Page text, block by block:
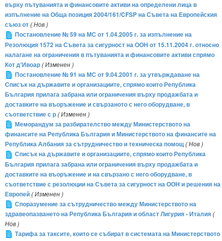
върху пътуванията и финансовите активи на определени лица в
изпълнение на Обща позиция 2004/161/CFSP на Съвета на Европейския
съюз от( Нов )
Постановление № 59 на МС от 1.04.2005 г. за изпълнение на
Резолюция 1572 на Съвета за сигурност на ООН от 15.11.2004 г. относно
налагане на ограничения в пътуванията и финансовите активи спрямо
Кот д'Ивоар( Изменен )
Постановление № 91 на МС от 9.04.2001 г. за утвърждаване на
Списък на държавите и организациите, спрямо които Република
България прилага забрана или ограничения върху продажбата и
доставките на въоръжение и свързаното с него оборудване, в
съответствие с р( Изменен )
Меморандум за разбирателство между Министерството на
финансите на Република България и Министерството на финансите на
Република Албания за сътрудничество и техническа помощ( Нов )
Списък на държавите и организациите, спрямо които Република
България прилага забрана или ограничения върху продажбата и
доставките на въоръжение и на свързано с него оборудване, в
съответствие с резолюции на Съвета за сигурност на ООН и решения на
Европей( Изменен )
Споразумение за сътрудничество между Министерството на
здравеопазването на Република България и област Лигурия - Италия(
Нов )
Тарифа за таксите, които се събират в системата на Министерството